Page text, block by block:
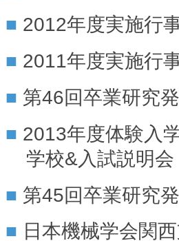
2012年度実施行
2011年度実施行
第46回卒業研究
2013年度体験入
学校&入試説明
第45回卒業研究
日本機械学会関